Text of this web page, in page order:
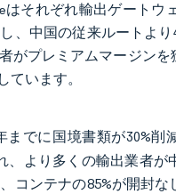
はそれぞれ輸出ゲート
、中国の従来ルートよ
がプレミアムマージン
います。
でに国境書類が30%削
より多くの輸出業者
コンテナの85%が開封